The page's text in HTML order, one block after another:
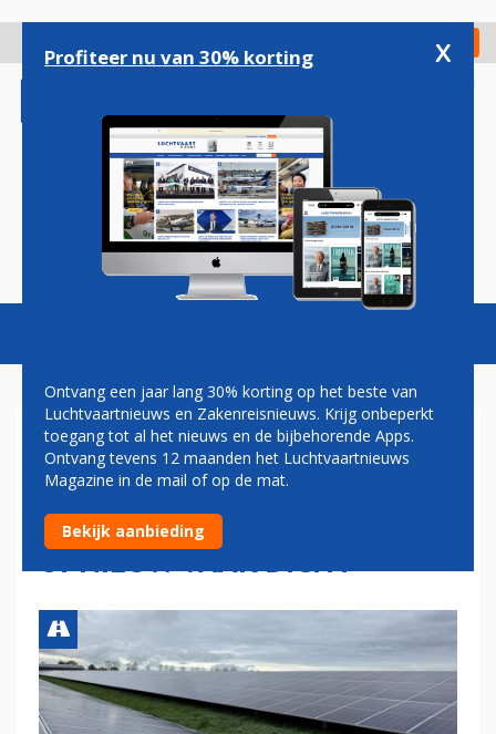
gaan
Check in
Magazine Podcasts Vacatures
VERBLINDENDE
ZONNEPANELEN BLIJVEN
VOORLOPIG: POLDERBAAN
OPNIEUW VAAK DICHT
Profiteer nu van 30% korting x
Ontvang een jaar lang 30% korting op het beste van
Luchtvaartnieuws en Zakenreisnieuws. Krijg onbeperkt
toegang tot al het nieuws en de bijbehorende Apps.
Ontvang tevens 12 maanden het Luchtvaartnieuws
Magazine in de mail of op de mat.
Bekijk aanbieding